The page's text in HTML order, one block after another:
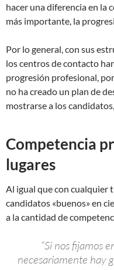
hacer una diferencia en la
más importante, la
Por lo general, con sus
los centros de contacto
progresión profesional,
no ha creado un plan de
mostrarse a los
Competencia
lugares
Al igual que con cualquier
candidatos «buenos» en
a la cantidad de
“Si nos fijamos
necesariamente hay